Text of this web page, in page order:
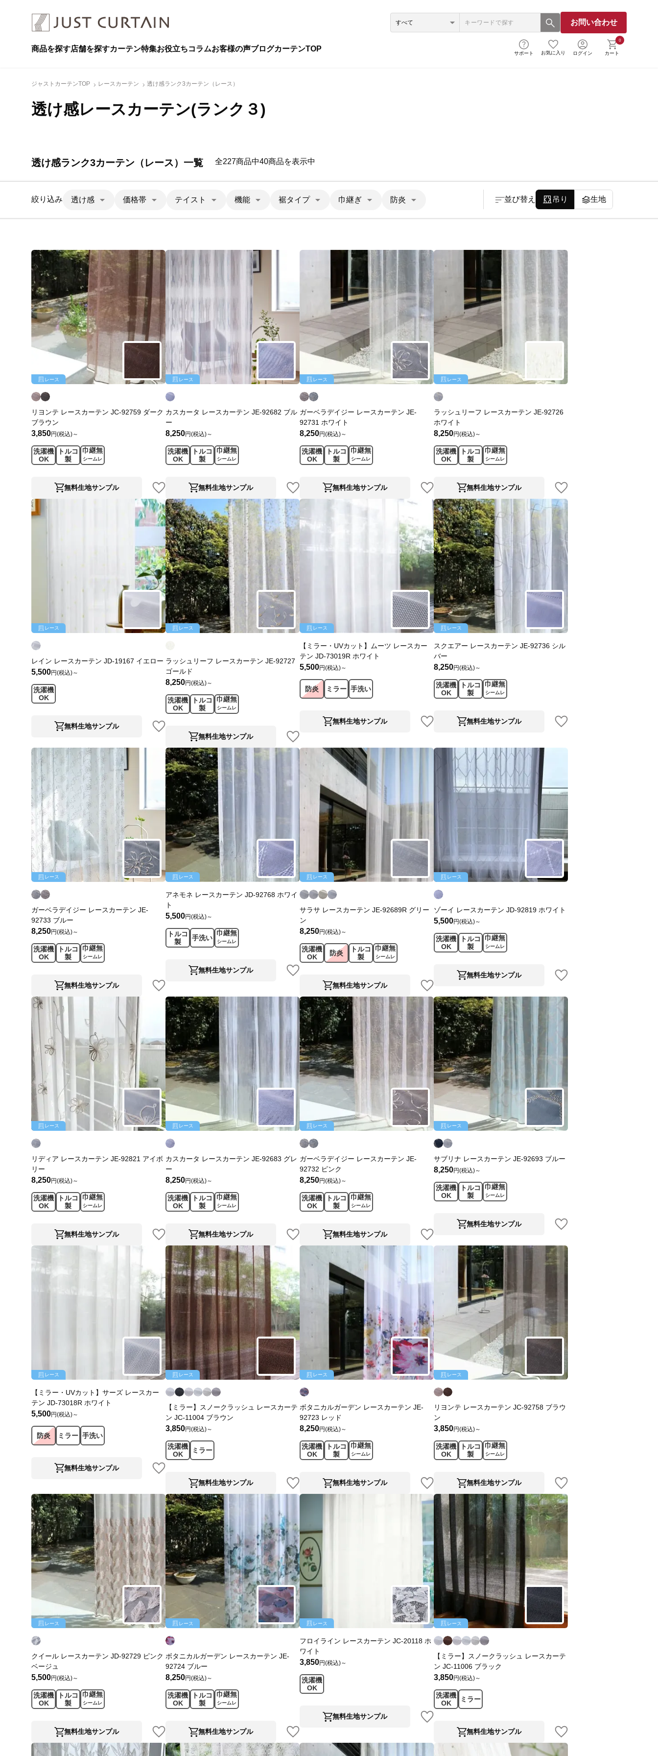
お問い合わせ
商品を探す店舗を探すカーテン特集お役立ちコラムお客様の声ブログカーテンTOP
サポート お気に入り ログイン
0
カート
ジャストカーテンTOP レースカーテン 透け感ランク3カーテン（レース）
透け感レースカーテン(ランク３)
透け感ランク3カーテン（レース）一覧 全227商品中40商品を表示中
絞り込み 透け感 価格帯 テイスト 機能 裾タイプ 巾継ぎ 防炎 並び替え 吊り 生地
レース
リヨンテ レースカーテン JC-92759 ダーク
ブラウン
3,850円(税込)～
洗濯機
OK
トルコ
製
巾継無
シームレ
ス
無料生地サンプル
レース
カスカータ レースカーテン JE-92682 ブル
ー
8,250円(税込)～
洗濯機
OK
トルコ
製
巾継無
シームレ
ス
無料生地サンプル
レース
ガーベラデイジー レースカーテン JE-
92731 ホワイト
8,250円(税込)～
洗濯機
OK
トルコ
製
巾継無
シームレ
ス
無料生地サンプル
レース
ラッシュリーフ レースカーテン JE-92726
ホワイト
8,250円(税込)～
洗濯機
OK
トルコ
製
巾継無
シームレ
ス
無料生地サンプル
レース
レイン レースカーテン JD-19167 イエロー
5,500円(税込)～
洗濯機
OK
無料生地サンプル
レース
ラッシュリーフ レースカーテン JE-92727
ゴールド
8,250円(税込)～
洗濯機
OK
トルコ
製
巾継無
シームレ
ス
無料生地サンプル
レース
【ミラー・UVカット】ムーツ レースカー
テン JD-73019R ホワイト
5,500円(税込)～
防炎 ミラー 手洗い
無料生地サンプル
レース
スクエアー レースカーテン JE-92736 シル
バー
8,250円(税込)～
洗濯機
OK
トルコ
製
巾継無
シームレ
ス
無料生地サンプル
レース
ガーベラデイジー レースカーテン JE-
92733 ブルー
8,250円(税込)～
洗濯機
OK
トルコ
製
巾継無
シームレ
ス
無料生地サンプル
レース
アネモネ レースカーテン JD-92768 ホワイ
ト
5,500円(税込)～
トルコ
製
手洗い
巾継無
シームレ
ス
無料生地サンプル
レース
サラサ レースカーテン JE-92689R グリー
ン
8,250円(税込)～
洗濯機
OK
防炎
トルコ
製
巾継無
シームレ
ス
無料生地サンプル
レース
ゾーイ レースカーテン JD-92819 ホワイト
5,500円(税込)～
洗濯機
OK
トルコ
製
巾継無
シームレ
ス
無料生地サンプル
レース
リディア レースカーテン JE-92821 アイボ
リー
8,250円(税込)～
洗濯機
OK
トルコ
製
巾継無
シームレ
ス
無料生地サンプル
レース
カスカータ レースカーテン JE-92683 グレ
ー
8,250円(税込)～
洗濯機
OK
トルコ
製
巾継無
シームレ
ス
無料生地サンプル
レース
ガーベラデイジー レースカーテン JE-
92732 ピンク
8,250円(税込)～
洗濯機
OK
トルコ
製
巾継無
シームレ
ス
無料生地サンプル
レース
サブリナ レースカーテン JE-92693 ブルー
8,250円(税込)～
洗濯機
OK
トルコ
製
巾継無
シームレ
ス
無料生地サンプル
レース
【ミラー・UVカット】サーズ レースカー
テン JD-73018R ホワイト
5,500円(税込)～
防炎 ミラー 手洗い
無料生地サンプル
レース
【ミラー】スノークラッシュ レースカーテ
ン JC-11004 ブラウン
3,850円(税込)～
洗濯機
OK
ミラー
無料生地サンプル
レース
ボタニカルガーデン レースカーテン JE-
92723 レッド
8,250円(税込)～
洗濯機
OK
トルコ
製
巾継無
シームレ
無料生地サンプル
レース
リヨンテ レースカーテン JC-92758 ブラウ
ン
3,850円(税込)～
洗濯機
OK
トルコ
製
巾継無
シームレ
無料生地サンプル
レース
クイール レースカーテン JD-92729 ピンク
ベージュ
5,500円(税込)～
洗濯機
OK
トルコ
製
巾継無
シームレ
ス
無料生地サンプル
レース
ボタニカルガーデン レースカーテン JE-
92724 ブルー
8,250円(税込)～
洗濯機
OK
トルコ
製
巾継無
シームレ
ス
無料生地サンプル
レース
フロイライン レースカーテン JC-20118 ホ
ワイト
3,850円(税込)～
洗濯機
OK
無料生地サンプル
レース
【ミラー】スノークラッシュ レースカーテ
ン JC-11006 ブラック
3,850円(税込)～
洗濯機
OK
ミラー
無料生地サンプル